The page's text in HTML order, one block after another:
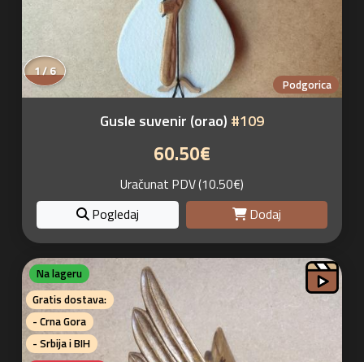
Podgorica
1 / 6
Gusle suvenir (orao) #109
60.50€
Uračunat PDV (10.50€)
Pogledaj
Dodaj
Na lageru
Gratis dostava:
- Crna Gora
- Srbija i BIH